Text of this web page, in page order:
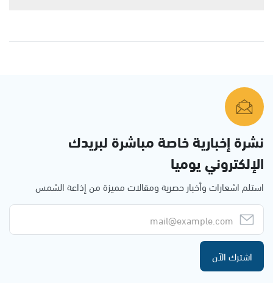
نشرة إخبارية خاصة مباشرة لبريدك
الإلكتروني يوميا
استلم اشعارات وأخبار حصرية ومقالات مميزة من إذاعة الشمس
اشترك الآن